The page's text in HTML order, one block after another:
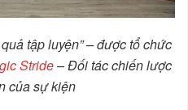
tập luyện” – được tổ chức
Stride– Đối tác chiến lược
của sự kiện